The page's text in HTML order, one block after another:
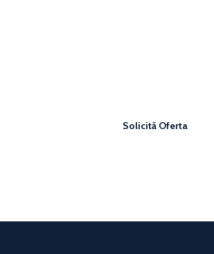
Solicită Oferta